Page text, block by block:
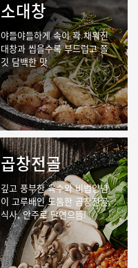
소대창
야들야들하게 속이 꽉 채워진
대창과 씹을수록 부드럽고 쫄
깃 담백한 맛
곱창전골
깊고 풍부한 육수와 비법양념
이 고루배인도톰한 곱창전골.
식사, 안주로 단연으뜸!